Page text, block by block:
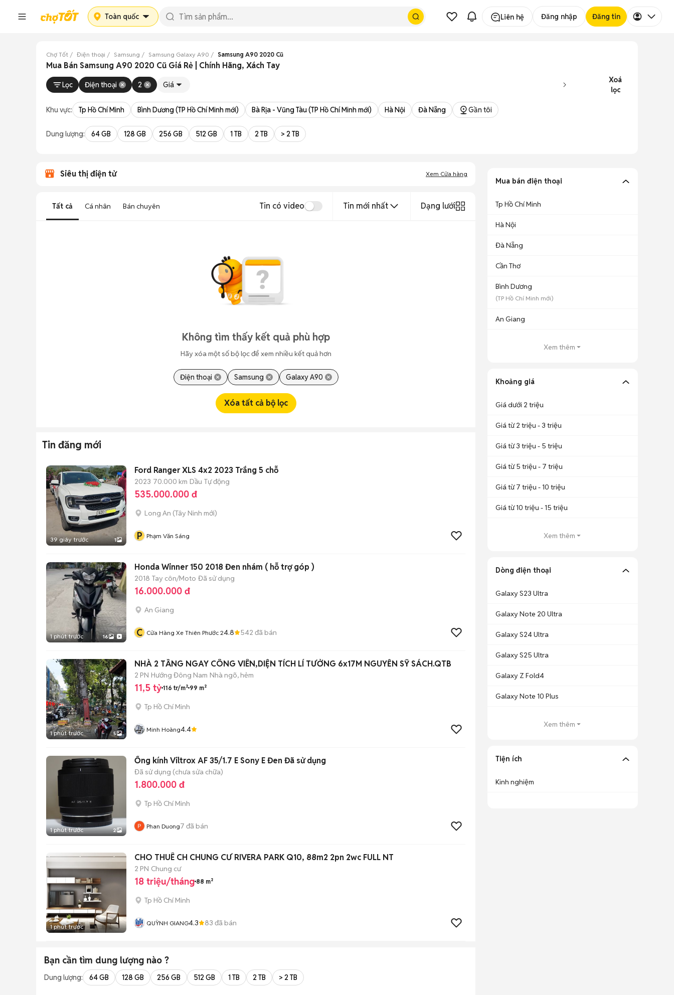
Toàn quốc Liên hệ Đăng nhập Đăng tin
Chợ Tốt Điện thoại Samsung Samsung Galaxy A90 Samsung A90 2020 Cũ
Mua Bán Samsung A90 2020 Cũ Giá Rẻ | Chính Hãng, Xách Tay
Lọc Điện thoại 2 Giá
Xoá
lọc
Khu vực: Tp Hồ Chí Minh Bình Dương (TP Hồ Chí Minh mới) Bà Rịa - Vũng Tàu (TP Hồ Chí Minh mới) Hà Nội Đà Nẵng Gần tôi
Dung lượng: 64 GB 128 GB 256 GB 512 GB 1 TB 2 TB > 2 TB
Siêu thị điện tử Xem Cửa hàng
Tất cả Cá nhân Bán chuyên Tin có video Tin mới nhất Dạng lưới
Không tìm thấy kết quả phù hợp
Hãy xóa một số bộ lọc để xem nhiều kết quả hơn
Điện thoại Samsung Galaxy A90
Xóa tất cả bộ lọc
Tin đăng mới
39 giây trước 1
Ford Ranger XLS 4x2 2023 Trắng 5 chỗ
2023 70.000 km Dầu Tự động
535.000.000 đ
Long An (Tây Ninh mới)
P Phạm Văn Sáng
1 phút trước 16
Honda Winner 150 2018 Đen nhám ( hỗ trợ góp )
2018 Tay côn/Moto Đã sử dụng
16.000.000 đ
An Giang
C Cửa Hàng Xe Thiên Phước 24.8 542 đã bán
1 phút trước 5
NHÀ 2 TẦNG NGAY CÔNG VIÊN,DIỆN TÍCH LÍ TƯỞNG 6x17M NGUYỄN SỸ SÁCH.QTB
2 PN Hướng Đông Nam Nhà ngõ, hẻm
11,5 tỷ 116 tr/m² 99 m²
Tp Hồ Chí Minh
Minh Hoàng4.4
1 phút trước 2
Ống kính Viltrox AF 35/1.7 E Sony E Đen Đã sử dụng
Đã sử dụng (chưa sửa chữa)
1.800.000 đ
Tp Hồ Chí Minh
Phan Duong7 đã bán
1 phút trước
CHO THUÊ CH CHUNG CƯ RIVERA PARK Q10, 88m2 2pn 2wc FULL NT
2 PN Chung cư
18 triệu/tháng 88 m²
Tp Hồ Chí Minh
QUỲNH GIANG4.3 83 đã bán
Bạn cần tìm dung lượng nào ?
Dung lượng: 64 GB 128 GB 256 GB 512 GB 1 TB 2 TB > 2 TB
Mua bán điện thoại
Tp Hồ Chí Minh
Hà Nội
Đà Nẵng
Cần Thơ
Bình Dương
(TP Hồ Chí Minh mới)
An Giang
Xem thêm
Khoảng giá
Giá dưới 2 triệu
Giá từ 2 triệu - 3 triệu
Giá từ 3 triệu - 5 triệu
Giá từ 5 triệu - 7 triệu
Giá từ 7 triệu - 10 triệu
Giá từ 10 triệu - 15 triệu
Xem thêm
Dòng điện thoại
Galaxy S23 Ultra
Galaxy Note 20 Ultra
Galaxy S24 Ultra
Galaxy S25 Ultra
Galaxy Z Fold4
Galaxy Note 10 Plus
Xem thêm
Tiện ích
Kinh nghiệm